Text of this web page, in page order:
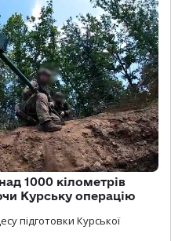
1000 кілометрів
Курську операцію
підготовки Курської